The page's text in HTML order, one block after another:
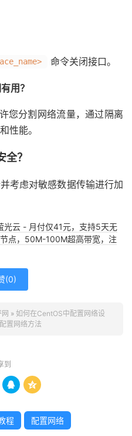
命令关闭接口。
用？
您分割网络流量，通过隔离
性能。
？
考虑对敏感数据传输进行加
光云 - 月付仅41元，支持5天无
点，50M-100M超高带宽，注
(0)
» 如何在CentOS中配置网络设
置网络方法
到
 
程 配置网络